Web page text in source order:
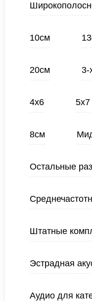
10см
20см 3-
4х6 5х7
8см
Остальные
Штатные
Эстрадная
Аудио для